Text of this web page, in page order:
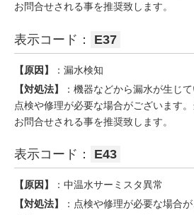
お問合せされる事を推奨致します。
表示コード： E37
【原因】
：漏水検知
【対処法】
：機器などから漏水が生じて
点検や修理が必要な場合がございます
お問合せされる事を推奨致します。
表示コード： E43
【原因】
：中温水サーミスタ異常
【対処法】
：点検や修理が必要な場合が